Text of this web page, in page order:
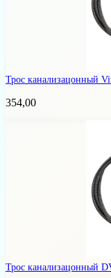
Трос канализацонный
354,00
Трос канализацонный